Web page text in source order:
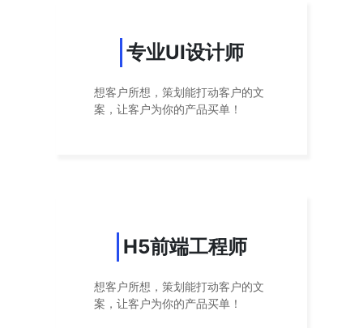
专业UI设计师
想客户所想，策划能打动客户的文
案，让客户为你的产品买单！
H5前端工程师
想客户所想，策划能打动客户的文
案，让客户为你的产品买单！